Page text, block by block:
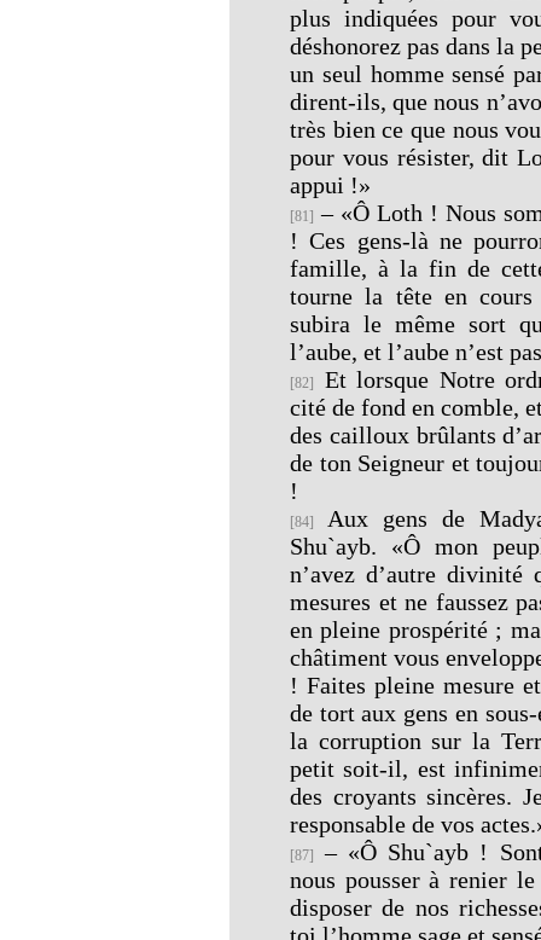
plus indiquées pour
déshonorez pas dans la
un seul homme sensé
dirent-ils, que nous
très bien ce que nous
pour vous résister, dit
appui !»
[81] – «Ô Loth ! Nous
! Ces gens-là ne
famille, à la fin de
tourne la tête en
subira le même sort
l’aube, et l’aube n’est
[82]
Et lorsque Notre
cité de fond en comble,
des cailloux brûlants
de ton Seigneur et
!
[84]
Aux gens de
Shu`ayb. «Ô mon
n’avez d’autre
mesures et ne faussez
en pleine prospérité ;
châtiment vous
! Faites pleine mesure
de tort aux gens en
la corruption sur la
petit soit-il, est
des croyants sincères.
responsable de vos
[87]
– «Ô Shu`ayb !
nous pousser à renier
disposer de nos